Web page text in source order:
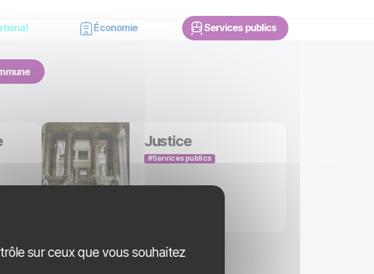
Économie Services publics
Justice
Services publics
sur ceux que vous souhaitez